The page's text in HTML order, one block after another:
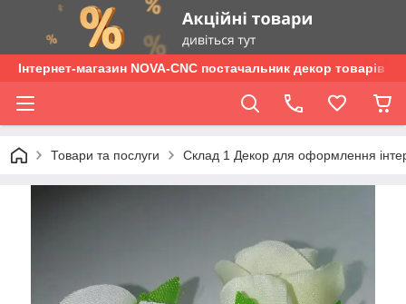
Інтернет-магазин NOVA-CNC постачальник декор товарів
Товари та послуги Склад 1 Декор для оформлення